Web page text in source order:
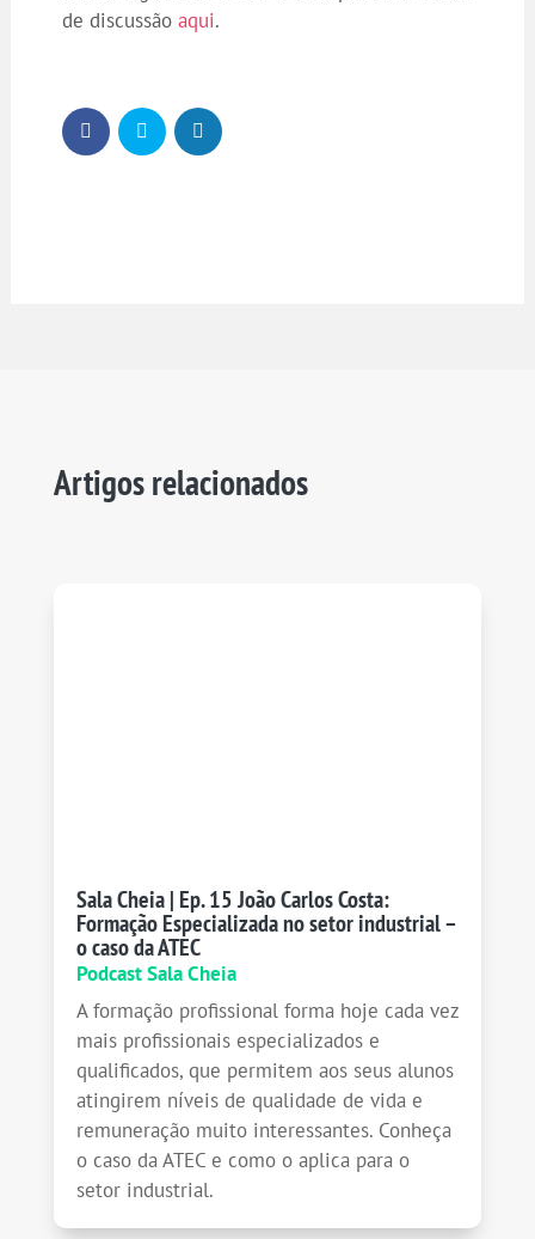
de discussão aqui.
Artigos relacionados
Sala Cheia | Ep. 15 João Carlos Costa:
Formação Especializada no setor industrial –
o caso da ATEC
Podcast Sala Cheia
A formação profissional forma hoje cada vez
mais profissionais especializados e
qualificados, que permitem aos seus alunos
atingirem níveis de qualidade de vida e
remuneração muito interessantes. Conheça
o caso da ATEC e como o aplica para o
setor industrial.